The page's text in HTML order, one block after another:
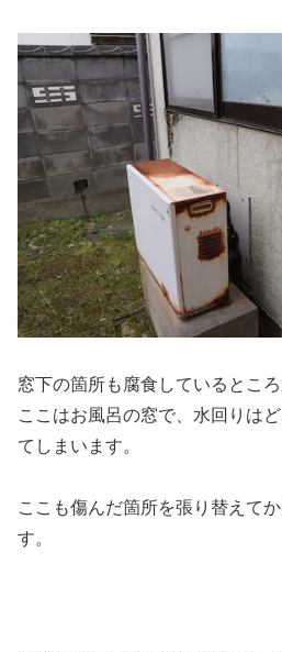
窓下の箇所も腐食しているところ
ここはお風呂の窓で、水回りは
てしまいます。
ここも傷んだ箇所を張り替えて
す。